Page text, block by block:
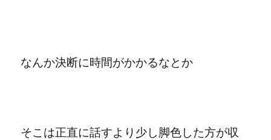
なんか決断に時間がかかるなとか
そこは正直に話すより少し脚色した方が収